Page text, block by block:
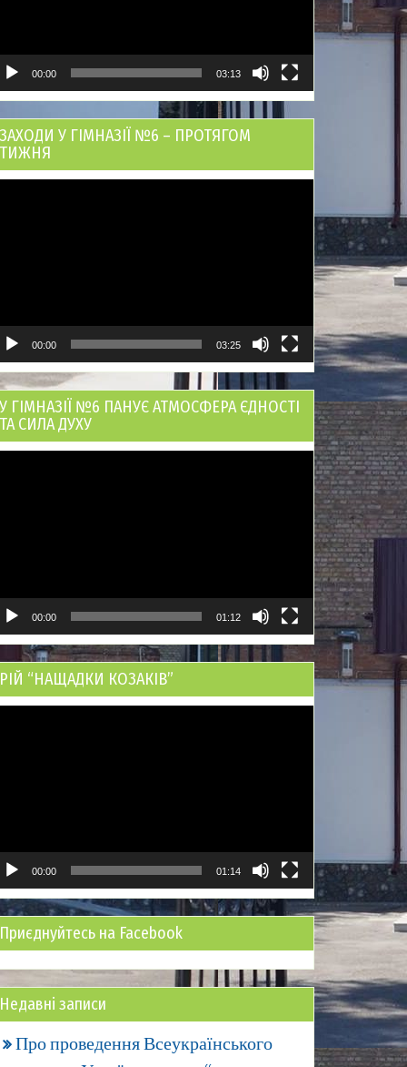
00:00 03:13
ЗАХОДИ У ГІМНАЗІЇ №6 – ПРОТЯГОМ
ТИЖНЯ
00:00 03:25
У ГІМНАЗІЇ №6 ПАНУЄ АТМОСФЕРА ЄДНОСТІ
ТА СИЛА ДУХУ
00:00 01:12
РІЙ “НАЩАДКИ КОЗАКІВ”
00:00 01:14
Приєднуйтесь на Facebook
Недавні записи
Про проведення Всеукраїнського